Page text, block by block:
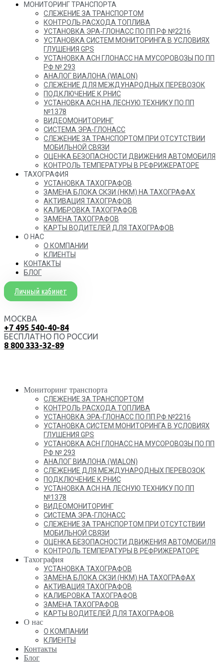
МОНИТОРИНГ ТРАНСПОРТА
СЛЕЖЕНИЕ ЗА ТРАНСПОРТОМ
КОНТРОЛЬ РАСХОДА ТОПЛИВА
УСТАНОВКА ЭРА-ГЛОНАСС ПО ПП РФ №2216
УСТАНОВКА СИСТЕМ МОНИТОРИНГА В УСЛОВИЯХ
ГЛУШЕНИЯ GPS
УСТАНОВКА АСН ГЛОНАСС НА МУСОРОВОЗЫ ПО ПП
РФ № 293
АНАЛОГ ВИАЛОНА (WIALON)
СЛЕЖЕНИЕ ДЛЯ МЕЖДУНАРОДНЫХ ПЕРЕВОЗОК
ПОДКЛЮЧЕНИЕ К РНИС
УСТАНОВКА АСН НА ЛЕСНУЮ ТЕХНИКУ ПО ПП
№1378
ВИДЕОМОНИТОРИНГ
СИСТЕМА ЭРА-ГЛОНАСС
СЛЕЖЕНИЕ ЗА ТРАНСПОРТОМ ПРИ ОТСУТСТВИИ
МОБИЛЬНОЙ СВЯЗИ
ОЦЕНКА БЕЗОПАСНОСТИ ДВИЖЕНИЯ АВТОМОБИЛЯ
КОНТРОЛЬ ТЕМПЕРАТУРЫ В РЕФРИЖЕРАТОРЕ
ТАХОГРАФИЯ
УСТАНОВКА ТАХОГРАФОВ
ЗАМЕНА БЛОКА СКЗИ (НКМ) НА ТАХОГРАФАХ
АКТИВАЦИЯ ТАХОГРАФОВ
КАЛИБРОВКА ТАХОГРАФОВ
ЗАМЕНА ТАХОГРАФОВ
КАРТЫ ВОДИТЕЛЕЙ ДЛЯ ТАХОГРАФОВ
О НАС
О КОМПАНИИ
КЛИЕНТЫ
КОНТАКТЫ
БЛОГ
Личный кабинет
МОСКВА
+7 495 540-40-84
БЕСПЛАТНО ПО РОССИИ
8 800 333-32-89
Мониторинг транспорта
СЛЕЖЕНИЕ ЗА ТРАНСПОРТОМ
КОНТРОЛЬ РАСХОДА ТОПЛИВА
УСТАНОВКА ЭРА-ГЛОНАСС ПО ПП РФ №2216
УСТАНОВКА СИСТЕМ МОНИТОРИНГА В УСЛОВИЯХ
ГЛУШЕНИЯ GPS
УСТАНОВКА АСН ГЛОНАСС НА МУСОРОВОЗЫ ПО ПП
РФ № 293
АНАЛОГ ВИАЛОНА (WIALON)
СЛЕЖЕНИЕ ДЛЯ МЕЖДУНАРОДНЫХ ПЕРЕВОЗОК
ПОДКЛЮЧЕНИЕ К РНИС
УСТАНОВКА АСН НА ЛЕСНУЮ ТЕХНИКУ ПО ПП
№1378
ВИДЕОМОНИТОРИНГ
СИСТЕМА ЭРА-ГЛОНАСС
СЛЕЖЕНИЕ ЗА ТРАНСПОРТОМ ПРИ ОТСУТСТВИИ
МОБИЛЬНОЙ СВЯЗИ
ОЦЕНКА БЕЗОПАСНОСТИ ДВИЖЕНИЯ АВТОМОБИЛЯ
КОНТРОЛЬ ТЕМПЕРАТУРЫ В РЕФРИЖЕРАТОРЕ
Тахография
УСТАНОВКА ТАХОГРАФОВ
ЗАМЕНА БЛОКА СКЗИ (НКМ) НА ТАХОГРАФАХ
АКТИВАЦИЯ ТАХОГРАФОВ
КАЛИБРОВКА ТАХОГРАФОВ
ЗАМЕНА ТАХОГРАФОВ
КАРТЫ ВОДИТЕЛЕЙ ДЛЯ ТАХОГРАФОВ
О нас
О КОМПАНИИ
КЛИЕНТЫ
Контакты
Блог